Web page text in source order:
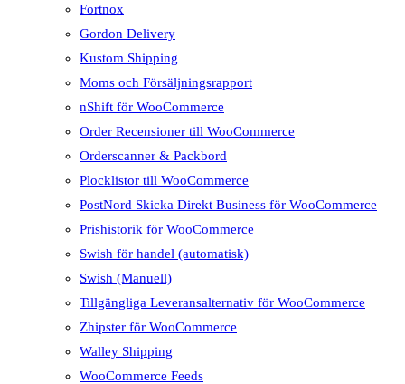
Fortnox
Gordon Delivery
Kustom Shipping
Moms och Försäljningsrapport
nShift för WooCommerce
Order Recensioner till WooCommerce
Orderscanner & Packbord
Plocklistor till WooCommerce
PostNord Skicka Direkt Business för WooCommerce
Prishistorik för WooCommerce
Swish för handel (automatisk)
Swish (Manuell)
Tillgängliga Leveransalternativ för WooCommerce
Zhipster för WooCommerce
Walley Shipping
WooCommerce Feeds